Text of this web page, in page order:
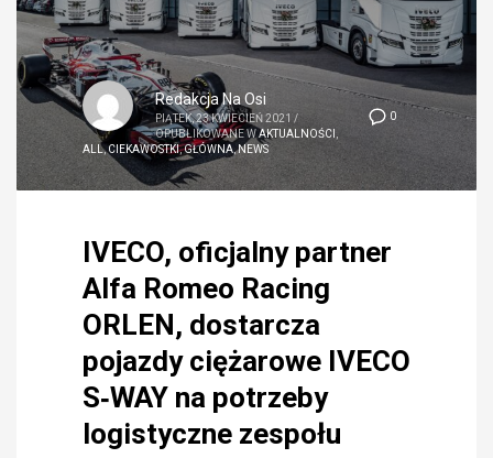
0
Redakcja Na Osi
PIĄTEK, 23 KWIECIEŃ 2021 /
OPUBLIKOWANE WAKTUALNOŚCI
ALL,CIEKAWOSTKI,GŁÓWNA,NEWS
IVECO, oficjalny partner
Alfa Romeo Racing
ORLEN, dostarcza
pojazdy ciężarowe IVECO
S‑WAY na potrzeby
logistyczne zespołu